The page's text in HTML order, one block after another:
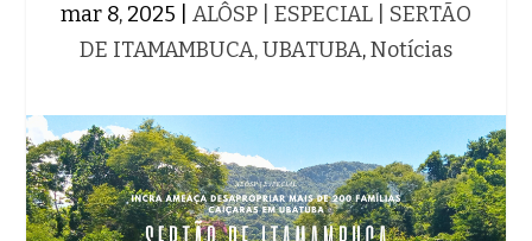
mar 8, 2025
ALÔSP | ESPECIAL | SERTÃO
DE ITAMAMBUCA, UBATUBA,Notícias